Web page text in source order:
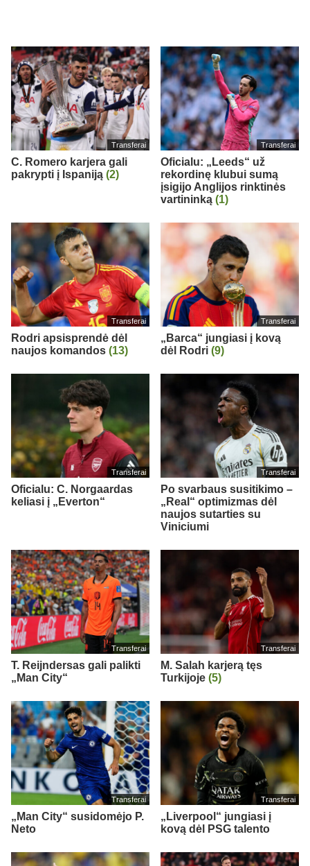
Transferai
C. Romero karjera gali
pakrypti į Ispaniją (2)
Transferai
Oficialu: „Leeds“ už
rekordinę klubui sumą
įsigijo Anglijos rinktinės
vartininką (1)
Transferai
Rodri apsisprendė dėl
naujos komandos (13)
Transferai
„Barca“ jungiasi į kovą
dėl Rodri (9)
Transferai
Oficialu: C. Norgaardas
keliasi į „Everton“
Transferai
Po svarbaus susitikimo –
„Real“ optimizmas dėl
naujos sutarties su
Viniciumi
Transferai
T. Reijndersas gali palikti
„Man City“
Transferai
M. Salah karjerą tęs
Turkijoje (5)
Transferai
„Man City“ susidomėjo P.
Neto
Transferai
„Liverpool“ jungiasi į
kovą dėl PSG talento